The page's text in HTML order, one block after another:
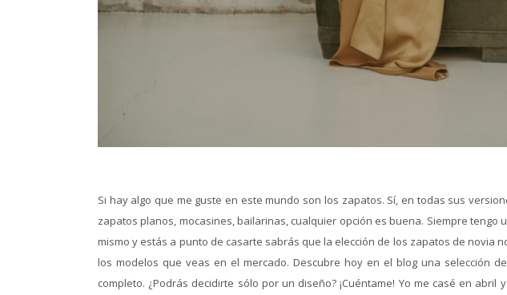
Si hay algo que me guste en este mundo son los zapatos. Sí, en todas sus
zapatos planos, mocasines, bailarinas, cualquier opción es buena. Siempre tengo
mismo y estás a punto de casarte sabrás que la elección de los zapatos de novia
los modelos que veas en el mercado. Descubre hoy en el blog una selección
completo. ¿Podrás decidirte sólo por un diseño? ¡Cuéntame! Yo me casé en